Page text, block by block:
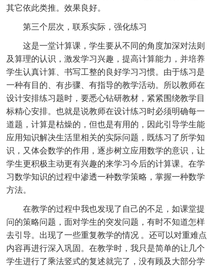
其它依此类推。效果良好。
第三个层次，联系实际，强化练习
这是一堂计算课，学生要从不同的角度加深对法则
及算理的认识，激发学习兴趣，提高计算能力，并培养
学生认真计算、书写工整的良好学习习惯。由于练习是
一种有目的、有步骤、有指导的教学活动。所以教师在
设计安排练习题时，要悉心钻研教材，紧紧围绕教学目
标精心安排。也就是说教师在设计练习时必须明确每一
道题，计算是枯燥的，但也是有用的，因此引导学生能
应用知识解决生活里相关的实际问题，既练习了所学知
识，又体会数学的作用，逐步树立应用数学的意识，让
学生更积极主动更有兴趣的来学习今后的计算课。在学
习数学知识的过程中渗透一种数学策略，掌握一种数学
方法。
在教学的过程中我也发现了自己的不足，如课堂提
问的策略问题，面对学生的突发问题，有时不知道怎样
去引导。出现了一些重复教学的情况 。还可以对重难点
内容再进行深入巩固。在教学时，我只是简单的让几个
学生进行了乘法竖式的复述就完了，没有顾及大部分学